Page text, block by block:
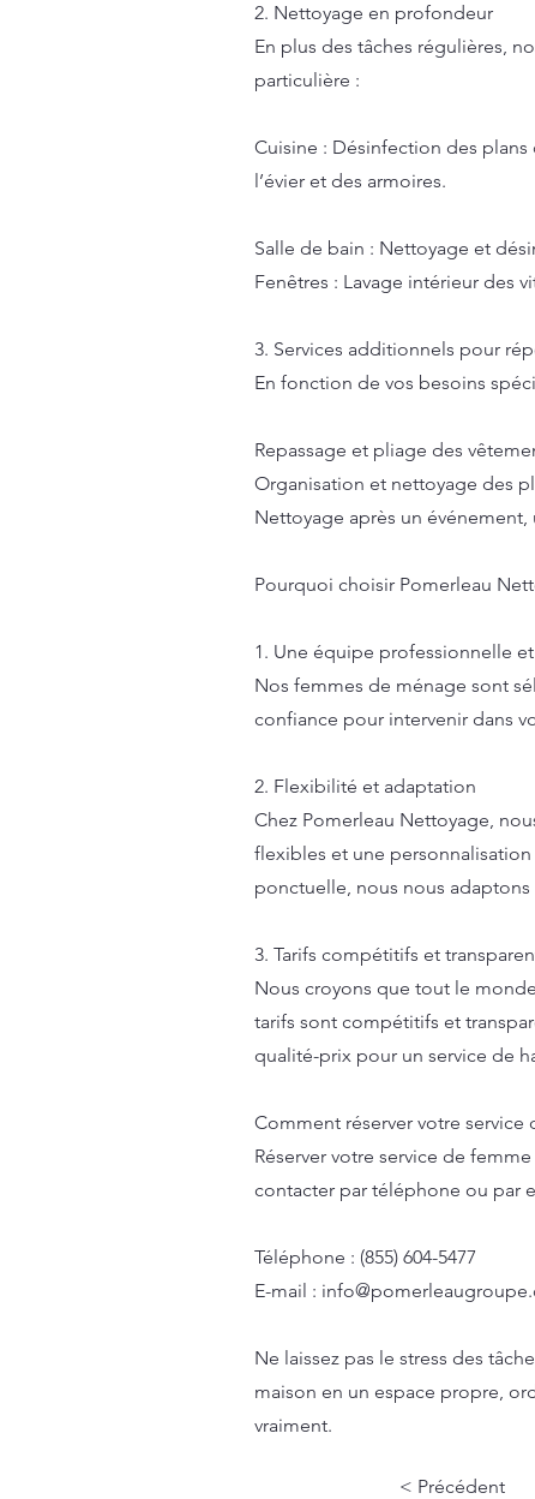
2. Nettoyage en profondeur
En plus des tâches régulières,
particulière :
Cuisine : Désinfection des
l’évier et des armoires.
Salle de bain : Nettoyage et
Fenêtres : Lavage intérieur des
3. Services additionnels pour
En fonction de vos besoins
Repassage et pliage des
Organisation et nettoyage des
Nettoyage après un
Pourquoi choisir Pomerleau
1. Une équipe professionnelle
Nos femmes de ménage sont
confiance pour intervenir dans
2. Flexibilité et adaptation
Chez Pomerleau Nettoyage,
flexibles et une
ponctuelle, nous nous
3. Tarifs compétitifs et
Nous croyons que tout le
tarifs sont compétitifs et
qualité-prix pour un service de
Comment réserver votre
Réserver votre service de
contacter par téléphone ou par
Téléphone : (855) 604-5477
E-mail :
Ne laissez pas le stress des
maison en un espace propre,
vraiment.
< Précédent